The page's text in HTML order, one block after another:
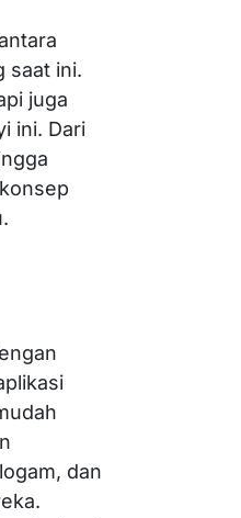
saat ini.
juga
ini. Dari
dan